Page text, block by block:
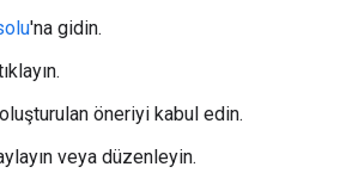
'na gidin.
öneriyi kabul edin.
veya düzenleyin.